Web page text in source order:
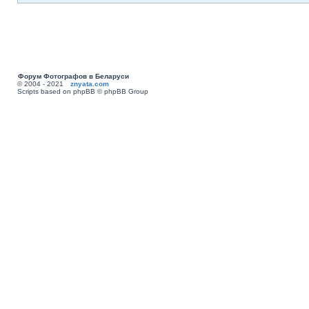
Форум Фотографов в Беларуси
© 2004 - 2021 znyata.com
Scripts based on phpBB © phpBB Group